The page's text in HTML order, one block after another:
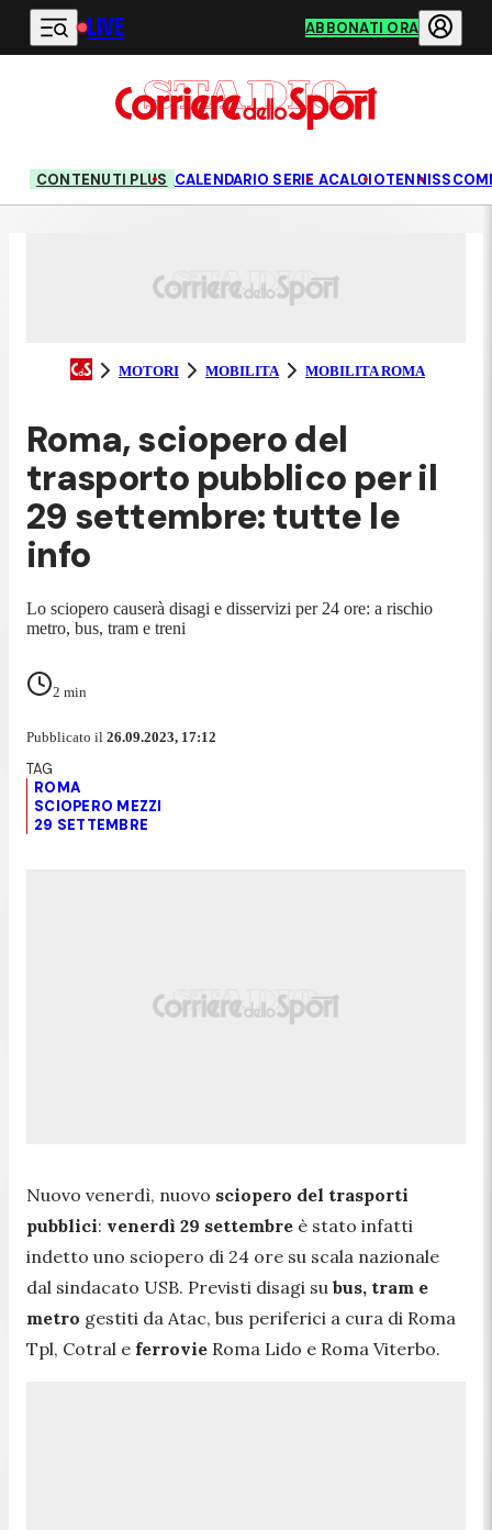
Vai al contenuto principale
LIVE ABBONATI ORA
CONTENUTI PLUS CALENDARIO SERIE ACALCIOTENNIS
MOTORI MOBILITA MOBILITA ROMA
Roma, sciopero del
trasporto pubblico per il
29 settembre: tutte le
info
Lo sciopero causerà disagi e disservizi per 24 ore: a rischio
metro, bus, tram e treni
2 min
Pubblicato il 26.09.2023, 17:12
ROMA
SCIOPERO MEZZI
29 SETTEMBRE
Nuovo venerdì, nuovo sciopero del trasporti
pubblici: venerdì 29 settembre è stato infatti
indetto uno sciopero di 24 ore su scala nazionale
dal sindacato USB. Previsti disagi su bus, tram e
metro gestiti da Atac, bus periferici a cura di Roma
Tpl, Cotral e ferrovie Roma Lido e Roma Viterbo.